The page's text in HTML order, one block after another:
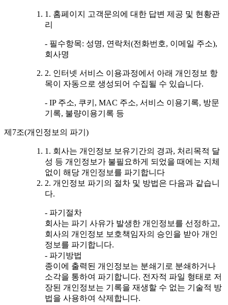
1. 홈페이지 고객문의에 대한 답변 제공 및 현황관
리
- 필수항목: 성명, 연락처(전화번호, 이메일 주소),
회사명
2. 인터넷 서비스 이용과정에서 아래 개인정보 항
목이 자동으로 생성되어 수집될 수 있습니다.
- IP 주소, 쿠키, MAC 주소, 서비스 이용기록, 방문
기록, 불량이용기록 등
제7조(개인정보의 파기)
1. 회사는 개인정보 보유기간의 경과, 처리목적 달
성 등 개인정보가 불필요하게 되었을 때에는 지체
없이 해당 개인정보를 파기합니다
2. 개인정보 파기의 절차 및 방법은 다음과 같습니
다.
- 파기절차
회사는 파기 사유가 발생한 개인정보를 선정하고,
회사의 개인정보 보호책임자의 승인을 받아 개인
정보를 파기합니다.
- 파기방법
종이에 출력된 개인정보는 분쇄기로 분쇄하거나
소각을 통하여 파기합니다. 전자적 파일 형태로 저
장된 개인정보는 기록을 재생할 수 없는 기술적 방
법을 사용하여 삭제합니다.